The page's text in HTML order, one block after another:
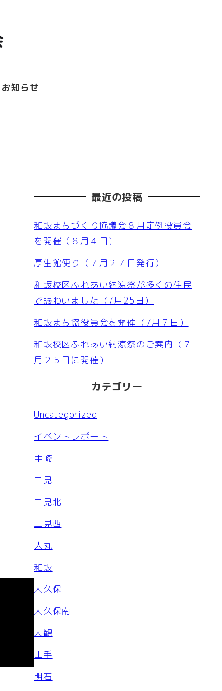
お知らせ
最近の投稿
和坂まちづくり協議会８月定例役員会
を開催（８月４日）
厚生館便り（７月２７日発行）
和坂校区ふれあい納涼祭が多くの住民
で賑わいました（7月25日）
和坂まち協役員会を開催（7月７日）
和坂校区ふれあい納涼祭のご案内（７
月２５日に開催）
カテゴリー
Uncategorized
イベントレポート
中崎
二見
二見北
二見西
人丸
和坂
大久保
大久保南
大観
山手
明石